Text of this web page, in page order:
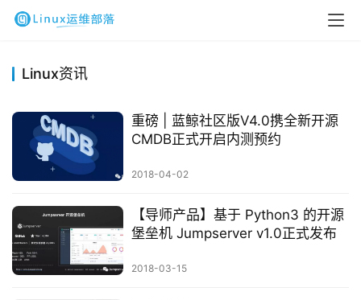
Linux资讯
重磅 | 蓝鲸社区版V4.0携全新开源
CMDB正式开启内测预约
2018-04-02
【导师产品】基于 Python3 的开源
堡垒机 Jumpserver v1.0正式发布
2018-03-15